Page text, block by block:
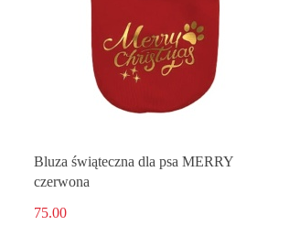
Bluza świąteczna dla psa MERRY
czerwona
75.00